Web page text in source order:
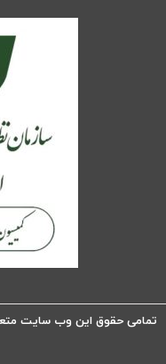
تمامی حقوق این وب سایت